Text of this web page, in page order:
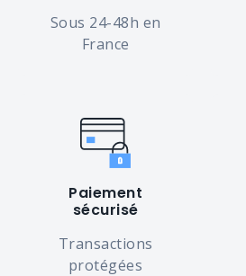
Sous 24-48h en
France
Paiement
sécurisé
Transactions
protégées